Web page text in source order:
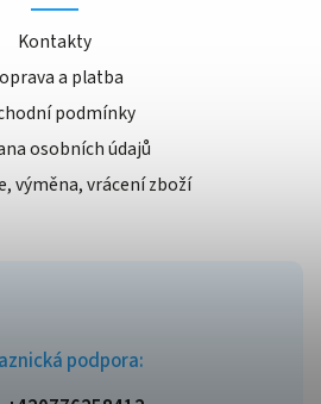
podpora:
Kontakty
a platba
podmínky
osobních údajů
výměna, vrácení zboží